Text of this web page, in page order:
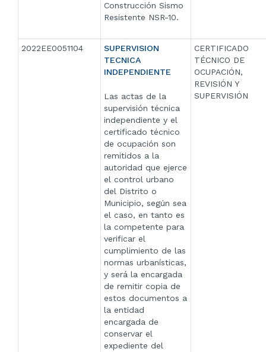
Construcción Sismo
Resistente NSR-10.
2022EE0051104
SUPERVISION
TECNICA
INDEPENDIENTE
Las actas de la
supervisión técnica
independiente y el
certificado técnico
de ocupación son
remitidos a la
autoridad que ejerce
el control urbano
del Distrito o
Municipio, según sea
el caso, en tanto es
la competente para
verificar el
cumplimiento de las
normas urbanísticas,
y será la encargada
de remitir copia de
estos documentos a
la entidad
encargada de
conservar el
expediente del
CERTIFICADO
TÉCNICO DE
OCUPACIÓN,
REVISIÓN Y
SUPERVISIÓN